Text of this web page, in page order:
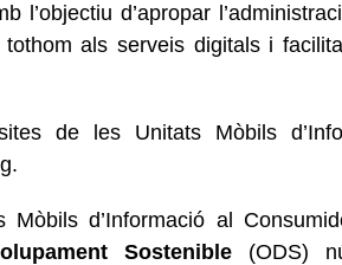
l’objectiu d’apropar
tothom als serveis digitals i
de les Unitats Mòbils
d’Informació al
Sostenible(ODS)